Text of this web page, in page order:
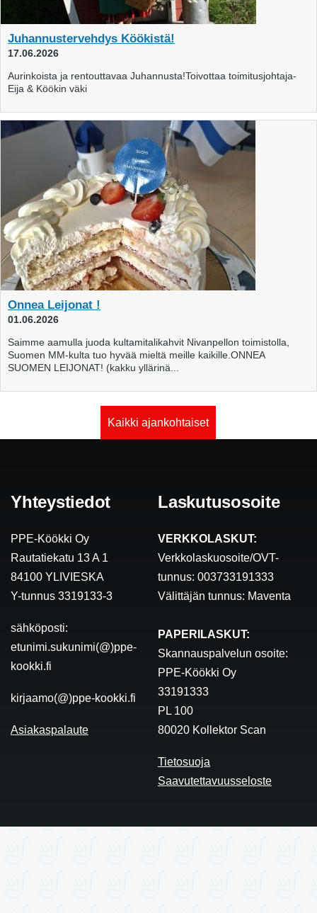
Juhannustervehdys Köökistä!
17.06.2026
Aurinkoista ja rentouttavaa Juhannusta!Toivottaa toimitusjohtaja-
Eija & Köökin väki
Onnea Leijonat !
01.06.2026
Saimme aamulla juoda kultamitalikahvit Nivanpellon toimistolla,
Suomen MM-kulta tuo hyvää mieltä meille kaikille.ONNEA
SUOMEN LEIJONAT! (kakku yllärinä...
Kaikki ajankohtaiset
Yhteystiedot
PPE-Köökki Oy
Rautatiekatu 13 A 1
84100 YLIVIESKA
Y-tunnus 3319133-3
sähköposti:
etunimi.sukunimi(@)ppe-
kookki.fi
kirjaamo(@)ppe-kookki.fi
Asiakaspalaute
Laskutusosoite
VERKKOLASKUT:
Verkkolaskuosoite/OVT-
tunnus: 003733191333
Välittäjän tunnus: Maventa
PAPERILASKUT:
Skannauspalvelun osoite:
PPE-Köökki Oy
33191333
PL 100
80020 Kollektor Scan
Tietosuoja
Saavutettavuusseloste